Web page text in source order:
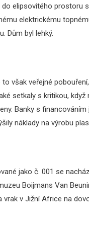
elipsovitého prostoru
elektrickému
Dům byl lehký.
však veřejné
setkaly s kritikou,
Banky s financováním
náklady na výrobu
jako č. 001 se
Boijmans Van
v Jižní Africe na